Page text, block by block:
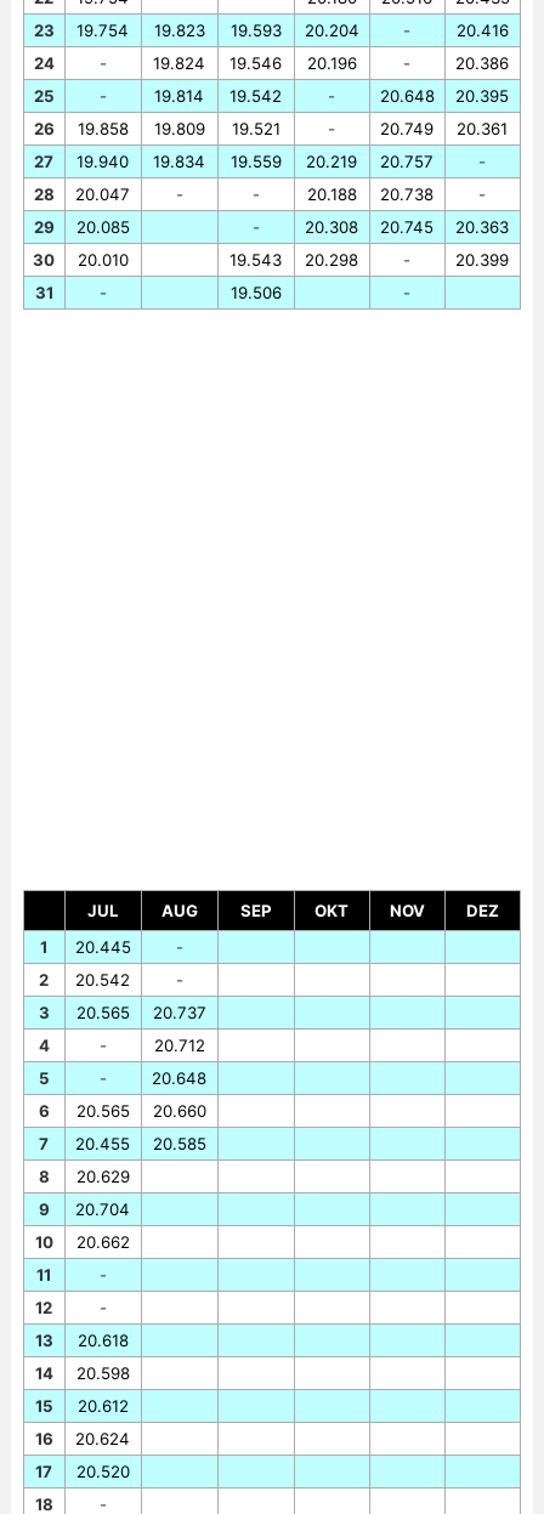
23
24
25
26
27
28
29
30
31
19.754
-
-
19.858
19.940
20.047
20.085
20.010
-
19.823
19.824
19.814
19.809
19.834
-
19.593
19.546
19.542
19.521
19.559
-
-
19.543
19.506
20.204
20.196
-
-
20.219
20.188
20.308
20.298
-
-
20.648
20.749
20.757
20.738
20.745
-
-
20.416
20.386
20.395
20.361
-
-
20.363
20.399
JUL AUG SEP OKT NOV
DEZ
1
2
3
4
5
6
7
8
9
10
11
12
13
14
15
16
17
18
20.445
20.542
20.565
-
-
20.565
20.455
20.629
20.704
20.662
-
-
20.618
20.598
20.612
20.624
20.520
-
-
-
20.737
20.712
20.648
20.660
20.585